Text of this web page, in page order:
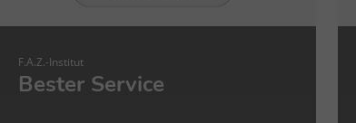
F.A.Z.-Institut
Bester Service